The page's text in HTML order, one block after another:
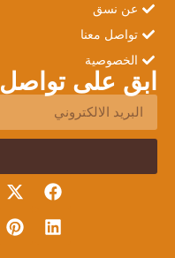
عن نسق
تواصل معنا
الخصوصية
ابق على تواصل